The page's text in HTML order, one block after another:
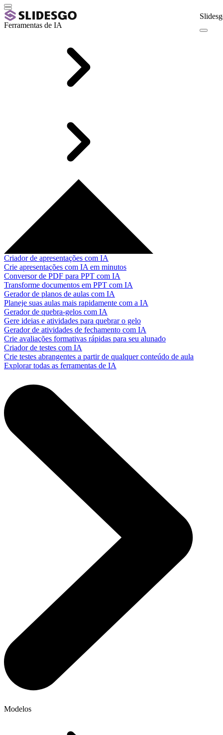
Ferramentas de IA
Criador de apresentações com IA
Crie apresentações com IA em minutos
Conversor de PDF para PPT com IA
Transforme documentos em PPT com IA
Gerador de planos de aulas com IA
Planeje suas aulas mais rapidamente com a IA
Gerador de quebra-gelos com IA
Gere ideias e atividades para quebrar o gelo
Gerador de atividades de fechamento com IA
Crie avaliações formativas rápidas para seu alunado
Criador de testes com IA
Crie testes abrangentes a partir de qualquer conteúdo de aula
Explorar todas as ferramentas de IA
Modelos